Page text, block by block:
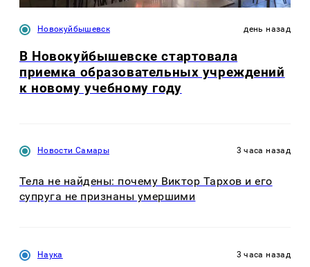
Новокуйбышевск день назад
В Новокуйбышевске стартовала
приемка образовательных учреждений
к новому учебному году
Новости Самары 3 часа назад
Тела не найдены: почему Виктор Тархов и его
супруга не признаны умершими
Наука 3 часа назад